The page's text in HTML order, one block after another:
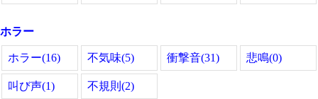
ホラー
ホラー(16) 不気味(5) 衝撃音(31) 悲鳴(0)
叫び声(1) 不規則(2)